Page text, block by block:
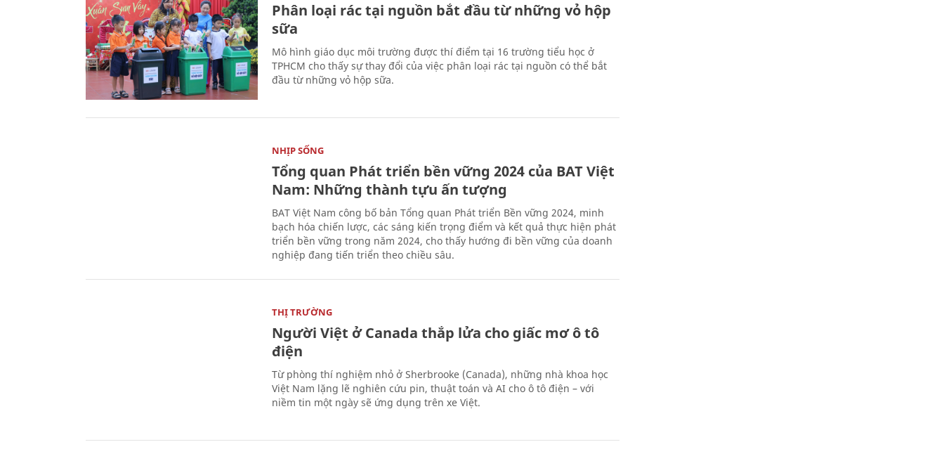
Phân loại rác tại nguồn bắt đầu từ những vỏ hộp
sữa
Mô hình giáo dục môi trường được thí điểm tại 16 trường tiểu học ở
TPHCM cho thấy sự thay đổi của việc phân loại rác tại nguồn có thể bắt
đầu từ những vỏ hộp sữa.
NHỊP SỐNG
Tổng quan Phát triển bền vững 2024 của BAT Việt
Nam: Những thành tựu ấn tượng
BAT Việt Nam công bố bản Tổng quan Phát triển Bền vững 2024, minh
bạch hóa chiến lược, các sáng kiến trọng điểm và kết quả thực hiện phát
triển bền vững trong năm 2024, cho thấy hướng đi bền vững của doanh
nghiệp đang tiến triển theo chiều sâu.
THỊ TRƯỜNG
Người Việt ở Canada thắp lửa cho giấc mơ ô tô
điện
Từ phòng thí nghiệm nhỏ ở Sherbrooke (Canada), những nhà khoa học
Việt Nam lặng lẽ nghiên cứu pin, thuật toán và AI cho ô tô điện – với
niềm tin một ngày sẽ ứng dụng trên xe Việt.